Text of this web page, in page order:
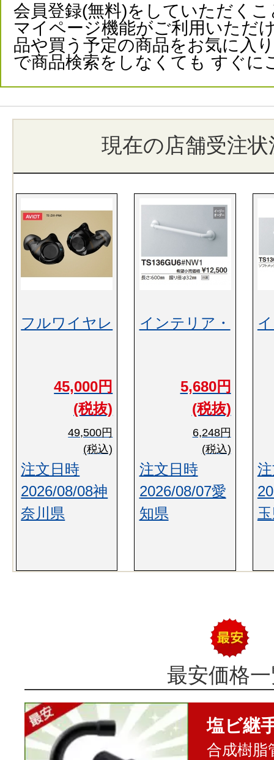
会員登録(無料)をしていただくこ
マイページ機能がご利用いただ
品や買う予定の商品をお気に入
で商品検索をしなくても すぐに
現在の店舗受注状
フルワイヤレ
45,000円
(税抜)
49,500円
(税込)
注文日時
2026/08/08神
奈川県
インテリア・
5,680円
(税抜)
6,248円
(税込)
注文日時
2026/08/07愛
知県
最安価格
塩ビ継
合成樹脂